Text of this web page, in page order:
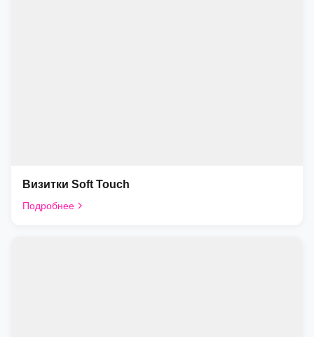
Визитки Soft Touch
Подробнее